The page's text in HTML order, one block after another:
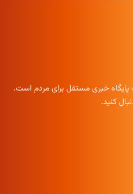
خبری مستقل برای مردم است.
کنید.